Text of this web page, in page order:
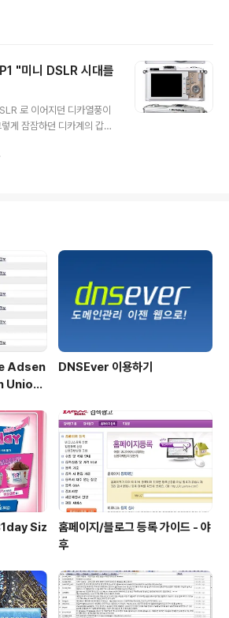
를 보며 촬영할 수 있다는
지 센서 : 1220만 화소 CC
배, 디지털 5배 밝기 : F3.5
접사 : 5cm (수퍼접사
~ 8초, 불꽃놀이시 2초 IS
, 중앙 LCD : 듀얼, 전면 -
"미니 DSLR 시대를
로 이어지던 디카열풍이
게 잠잠하던 디카계의 갑작
죠 ^^ 얼핏 이미지로만 보
반사식)이며 렌즈교환식입
지 센서 : 1230만 화소 CM
마운트(올림푸스 M.Zukino
4000 ~ 60초, Bulb ISO :
대 100 ~ 64..
Adsen
Union
DNSEver 이용하기
Siz
홈페이지/블로그 등록 가이드 - 야
후